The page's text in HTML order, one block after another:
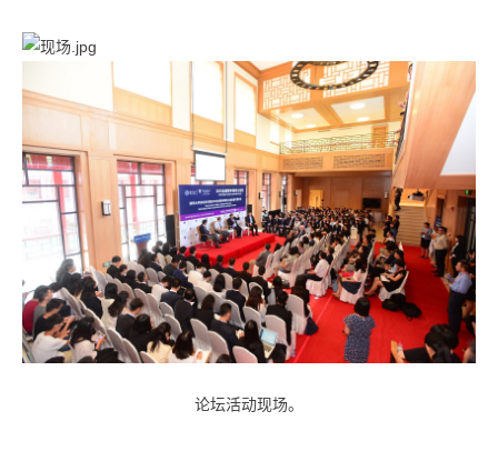
论坛活动现场。